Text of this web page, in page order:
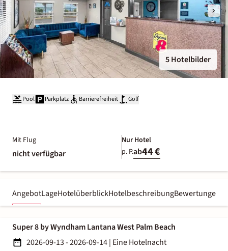
5 Hotelbilder
Pool Parkplatz Barrierefreiheit Golf
Mit Flug
nicht verfügbar
Nur Hotel
p. P.ab44 €
AngebotLageHotelüberblickHotelbeschreibungBewertungen
Super 8 by Wyndham Lantana West Palm Beach
2026-09-13 - 2026-09-14| Eine Hotelnacht